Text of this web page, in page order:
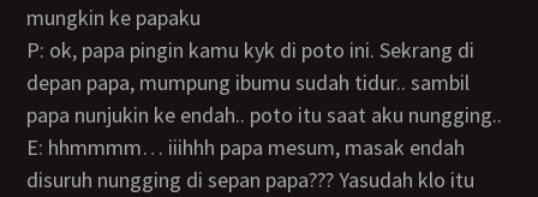
mungkin ke papaku
P: ok, papa pingin kamu kyk di poto ini. Sekrang di
depan papa, mumpung ibumu sudah tidur.. sambil
papa nunjukin ke endah.. poto itu saat aku nungging..
E: hhmmmm… iiihhh papa mesum, masak endah
disuruh nungging di sepan papa??? Yasudah klo itu